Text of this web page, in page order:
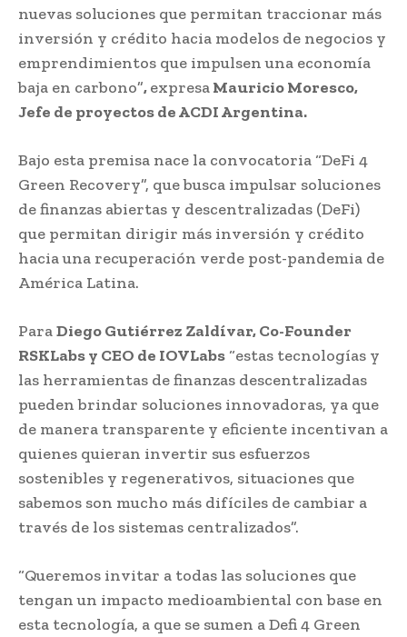
nuevas soluciones que permitan traccionar más
inversión y crédito hacia modelos de negocios y
emprendimientos que impulsen una economía
baja en carbono”,expresaMauricio Moresco,
Jefe de proyectos de ACDI Argentina.
Bajo esta premisa nace la convocatoria “DeFi 4
Green Recovery”, que busca impulsar soluciones
de finanzas abiertas y descentralizadas (DeFi)
que permitan dirigir más inversión y crédito
hacia una recuperación verde post-pandemia de
América Latina.
ParaDiego Gutiérrez Zaldívar, Co-Founder
RSKLabs y CEO de IOVLabs “estas tecnologías y
las herramientas de finanzas descentralizadas
pueden brindar soluciones innovadoras, ya que
de manera transparente y eficiente incentivan a
quienes quieran invertir sus esfuerzos
sostenibles y regenerativos, situaciones que
sabemos son mucho más difíciles de cambiar a
través de los sistemas centralizados”.
“Queremos invitar a todas las soluciones que
tengan un impacto medioambiental con base en
esta tecnología, a que se sumen a Defi 4 Green